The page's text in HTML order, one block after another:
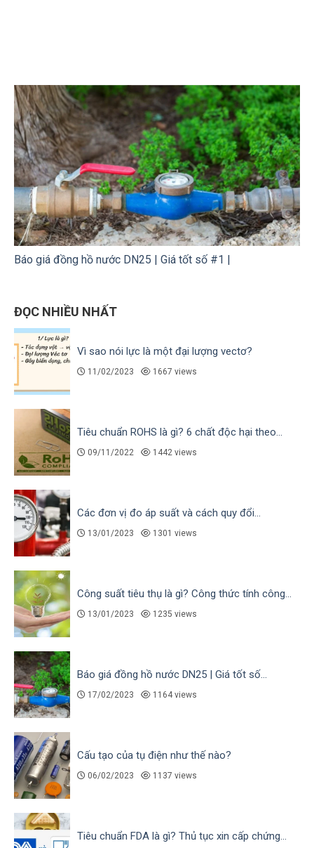
Báo giá đồng hồ nước DN25 | Giá tốt số #1 |
ĐỌC NHIỀU NHẤT
Vì sao nói lực là một đại lượng vectơ?
11/02/2023 1667 views
Tiêu chuẩn ROHS là gì? 6 chất độc hại theo...
09/11/2022 1442 views
Các đơn vị đo áp suất và cách quy đổi...
13/01/2023 1301 views
Công suất tiêu thụ là gì? Công thức tính công...
13/01/2023 1235 views
Báo giá đồng hồ nước DN25 | Giá tốt số...
17/02/2023 1164 views
Cấu tạo của tụ điện như thế nào?
06/02/2023 1137 views
Tiêu chuẩn FDA là gì? Thủ tục xin cấp chứng...